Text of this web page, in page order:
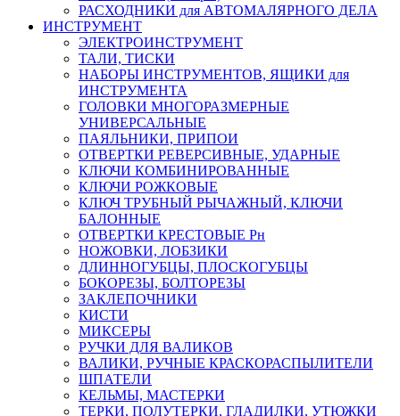
РАСХОДНИКИ для АВТОМАЛЯРНОГО ДЕЛА
ИНСТРУМЕНТ
ЭЛЕКТРОИНСТРУМЕНТ
ТАЛИ, ТИСКИ
НАБОРЫ ИНСТРУМЕНТОВ, ЯЩИКИ для
ИНСТРУМЕНТА
ГОЛОВКИ МНОГОРАЗМЕРНЫЕ
УНИВЕРСАЛЬНЫЕ
ПАЯЛЬНИКИ, ПРИПОИ
ОТВЕРТКИ РЕВЕРСИВНЫЕ, УДАРНЫЕ
КЛЮЧИ КОМБИНИРОВАННЫЕ
КЛЮЧИ РОЖКОВЫЕ
КЛЮЧ ТРУБНЫЙ РЫЧАЖНЫЙ, КЛЮЧИ
БАЛОННЫЕ
ОТВЕРТКИ КРЕСТОВЫЕ Рн
НОЖОВКИ, ЛОБЗИКИ
ДЛИННОГУБЦЫ, ПЛОСКОГУБЦЫ
БОКОРЕЗЫ, БОЛТОРЕЗЫ
ЗАКЛЕПОЧНИКИ
КИСТИ
МИКСЕРЫ
РУЧКИ ДЛЯ ВАЛИКОВ
ВАЛИКИ, РУЧНЫЕ КРАСКОРАСПЫЛИТЕЛИ
ШПАТЕЛИ
КЕЛЬМЫ, МАСТЕРКИ
ТЕРКИ, ПОЛУТЕРКИ, ГЛАДИЛКИ, УТЮЖКИ